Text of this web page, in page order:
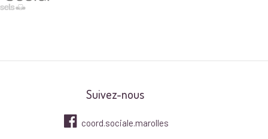
Suivez-nous
coord.sociale.marolles